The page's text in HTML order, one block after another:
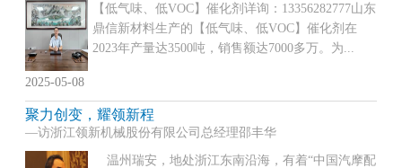
【低气味、低VOC】催化剂详询：13356282777山东
鼎信新材料生产的【低气味、低VOC】催化剂在
2023年产量达3500吨，销售额达7000多万。为...
2025-05-08
聚力创变，耀领新程
—访浙江领新机械股份有限公司总经理邵丰华
温州瑞安，地处浙江东南沿海，有着“中国汽摩配